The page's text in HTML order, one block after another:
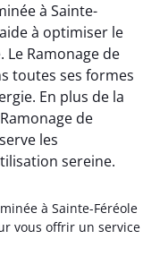
à Sainte-
à optimiser le
Ramonage de
toutes ses formes
En plus de la
de
les
sereine.
à Sainte-Féréole
vous offrir un service